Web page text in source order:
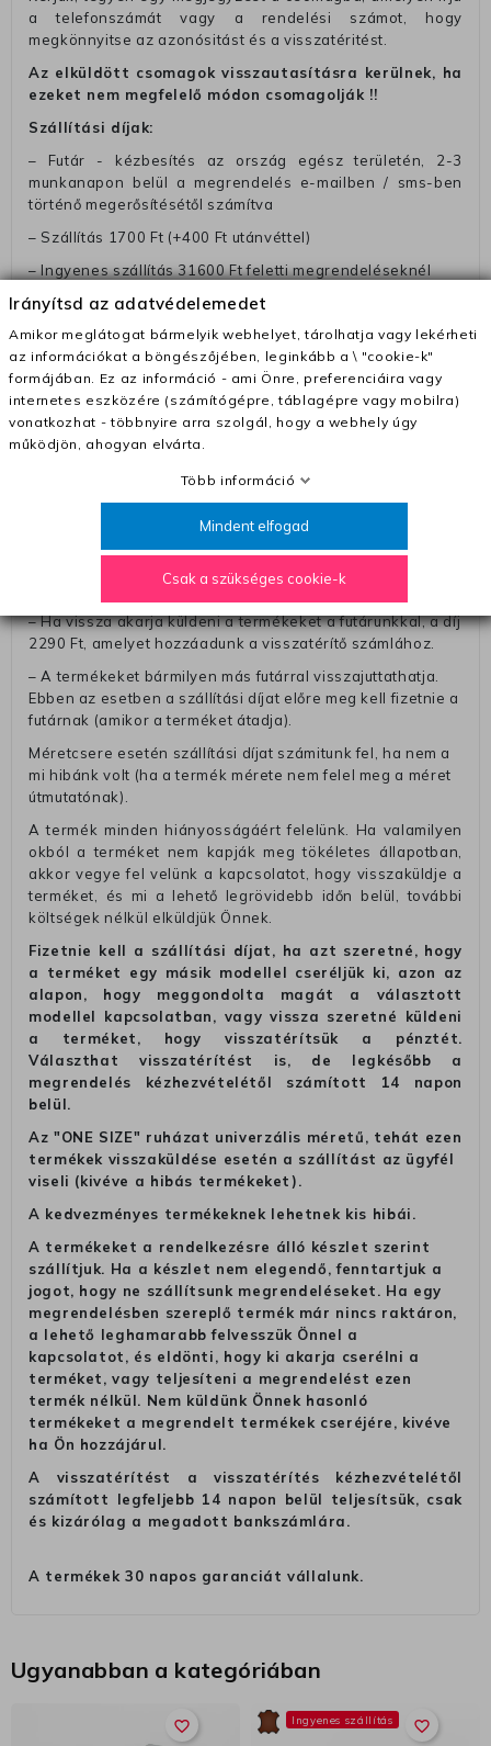
a telefonszámát vagy a rendelési számot, hogy
megkönnyitse az azonósitást és a visszatéritést.
Az elküldött csomagok visszautasításra kerülnek, ha
ezeket nem megfelelő módon csomagolják !!
Szállítási díjak:
– Futár - kézbesítés az ország egész területén, 2-3
munkanapon belül a megrendelés e-mailben / sms-ben
történő megerősítésétől számítva
– Szállítás 1700 Ft (+400 Ft utánvéttel)
– Ingyenes szállítás 31600 Ft feletti megrendeléseknél
számolunk fel (oda -vissza út)
Pénzvisszatérítés:
A pénz visszatérítéséhez küldjük a futárt, hogy vegye át
Öntől a terméket/termékeket, vagy más futárral is
elküldheti. Olyan utávéttel küldött csomagot, melyne
értéke eltér 0 FT-tól, nem fogadunk el. A futárnak átadott
csomagba kérjük, hogy a visszaküldés könnyebb
azonosítása érdekében tegyen egy megjegyzést, amelyre
rá a számla IBAN-számát és a számlatulajdonos nevét.
– Ha vissza akarja küldeni a termékeket a futárunkkal, a díj
2290 Ft, amelyet hozzáadunk a visszatérítő számlához.
– A termékeket bármilyen más futárral visszajuttathatja.
Ebben az esetben a szállítási díjat előre meg kell fizetnie a
futárnak (amikor a terméket átadja).
Méretcsere esetén szállítási díjat számitunk fel, ha nem a
mi hibánk volt (ha a termék mérete nem felel meg a méret
útmutatónak).
A termék minden hiányosságáért felelünk. Ha valamilyen
okból a terméket nem kapják meg tökéletes állapotban,
akkor vegye fel velünk a kapcsolatot, hogy visszaküldje a
terméket, és mi a lehető legrövidebb időn belül, további
költségek nélkül elküldjük Önnek.
Fizetnie kell a szállítási díjat, ha azt szeretné, hogy
a terméket egy másik modellel cseréljük ki, azon az
alapon, hogy meggondolta magát a választott
modellel kapcsolatban, vagy vissza szeretné küldeni
a terméket, hogy visszatérítsük a pénztét.
Választhat visszatérítést is, de legkésőbb a
megrendelés kézhezvételétől számított 14 napon
belül.
Az "ONE SIZE" ruházat univerzális méretű, tehát ezen
termékek visszaküldése esetén a szállítást az ügyfél
viseli (kivéve a hibás termékeket).
A kedvezményes termékeknek lehetnek kis hibái.
A termékeket a rendelkezésre álló készlet szerint
szállítjuk. Ha a készlet nem elegendő, fenntartjuk a
jogot, hogy ne szállítsunk megrendeléseket. Ha egy
megrendelésben szereplő termék már nincs raktáron,
a lehető leghamarabb felvesszük Önnel a
kapcsolatot, és eldönti, hogy ki akarja cserélni a
terméket, vagy teljesíteni a megrendelést ezen
termék nélkül. Nem küldünk Önnek hasonló
termékeket a megrendelt termékek cseréjére, kivéve
ha Ön hozzájárul.
A visszatérítést a visszatérítés kézhezvételétől
számított legfeljebb 14 napon belül teljesítsük, csak
és kizárólag a megadott bankszámlára.
A termékek 30 napos garanciát vállalunk.
Ugyanabban a kategóriában
favorite_border favorite_border
Ingyenes szállítás
Irányítsd az adatvédelemedet
Amikor meglátogat bármelyik webhelyet, tárolhatja vagy lekérheti
az információkat a böngészőjében, leginkább a \ "cookie-k"
formájában. Ez az információ - ami Önre, preferenciáira vagy
internetes eszközére (számítógépre, táblagépre vagy mobilra)
vonatkozhat - többnyire arra szolgál, hogy a webhely úgy
működjön, ahogyan elvárta.
Több információ
Mindent elfogad
Csak a szükséges cookie-k